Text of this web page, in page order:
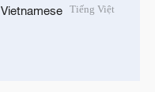
Vietnamese Tiếng Việt